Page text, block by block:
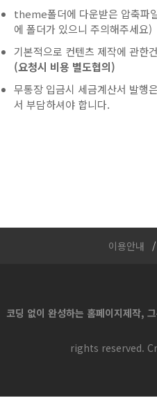
theme폴더에 다운받은 압축파
에 폴더가 있으니 주의해주세요)
기본적으로 컨텐츠 제작에 관한
(요청시 비용 별도협의)
무통장 입금시 세금계산서 발행
서 부담하셔야 합니다.
이용안내
코딩 없이 완성하는 홈페이지제작,
rights reserved.